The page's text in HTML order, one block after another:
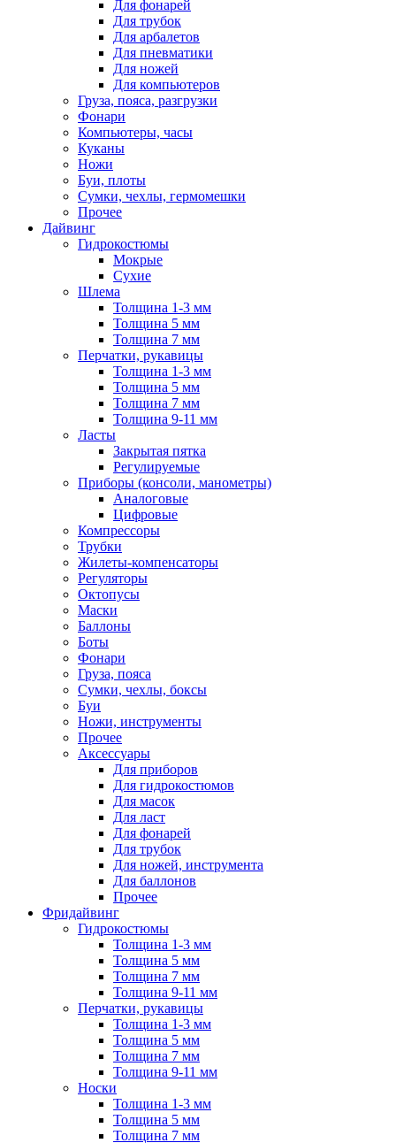
Для фонарей
Для трубок
Для арбалетов
Для пневматики
Для ножей
Для компьютеров
Груза, пояса, разгрузки
Фонари
Компьютеры, часы
Куканы
Ножи
Буи, плоты
Сумки, чехлы, гермомешки
Прочее
Дайвинг
Гидрокостюмы
Мокрые
Сухие
Шлема
Толщина 1-3 мм
Толщина 5 мм
Толщина 7 мм
Перчатки, рукавицы
Толщина 1-3 мм
Толщина 5 мм
Толщина 7 мм
Толщина 9-11 мм
Ласты
Закрытая пятка
Регулируемые
Приборы (консоли, манометры)
Аналоговые
Цифровые
Компрессоры
Трубки
Жилеты-компенсаторы
Регуляторы
Октопусы
Маски
Баллоны
Боты
Фонари
Груза, пояса
Сумки, чехлы, боксы
Буи
Ножи, инструменты
Прочее
Аксессуары
Для приборов
Для гидрокостюмов
Для масок
Для ласт
Для фонарей
Для трубок
Для ножей, инструмента
Для баллонов
Прочее
Фридайвинг
Гидрокостюмы
Толщина 1-3 мм
Толщина 5 мм
Толщина 7 мм
Толщина 9-11 мм
Перчатки, рукавицы
Толщина 1-3 мм
Толщина 5 мм
Толщина 7 мм
Толщина 9-11 мм
Носки
Толщина 1-3 мм
Толщина 5 мм
Толщина 7 мм